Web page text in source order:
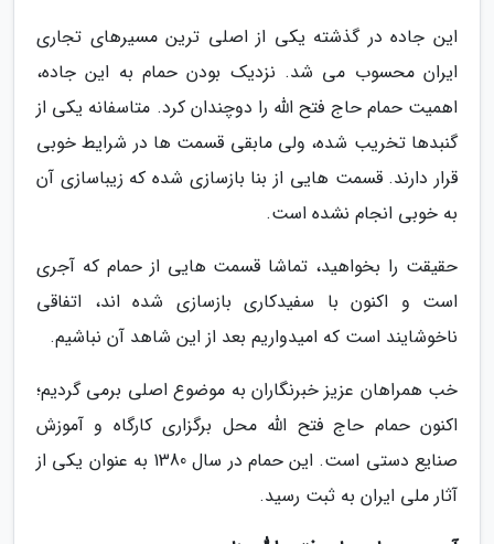
این جاده در گذشته یکی از اصلی ترین مسیرهای تجاری
ایران محسوب می شد. نزدیک بودن حمام به این جاده،
اهمیت حمام حاج فتح الله را دوچندان کرد. متاسفانه یکی از
گنبدها تخریب شده، ولی مابقی قسمت ها در شرایط خوبی
قرار دارند. قسمت هایی از بنا بازسازی شده که زیباسازی آن
به خوبی انجام نشده است.
حقیقت را بخواهید، تماشا قسمت هایی از حمام که آجری
است و اکنون با سفیدکاری بازسازی شده اند، اتفاقی
ناخوشایند است که امیدواریم بعد از این شاهد آن نباشیم.
خب همراهان عزیز خبرنگاران به موضوع اصلی برمی گردیم؛
اکنون حمام حاج فتح الله محل برگزاری کارگاه و آموزش
صنایع دستی است. این حمام در سال 1380 به عنوان یکی از
آثار ملی ایران به ثبت رسید.